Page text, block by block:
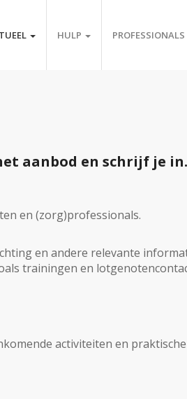
HULP PROFESSIONALS
aanbod en schrijf je in.
en (zorg)professionals.
en andere relevante
trainingen en
activiteiten en